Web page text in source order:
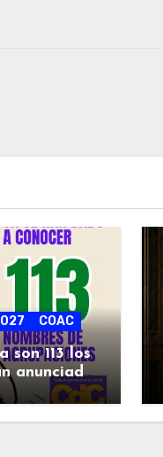
COAC
son 113 los
anunciado